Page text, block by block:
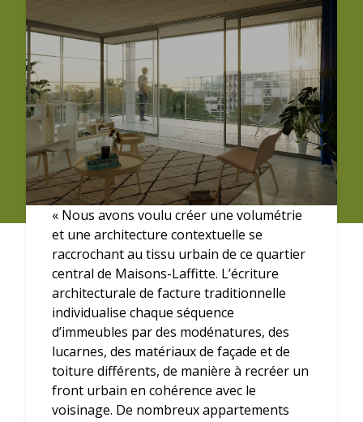
« Nous avons voulu créer une volumétrie
et une architecture contextuelle se
raccrochant au tissu urbain de ce quartier
central de Maisons-Laffitte. L’écriture
architecturale de facture traditionnelle
individualise chaque séquence
d’immeubles par des modénatures, des
lucarnes, des matériaux de façade et de
toiture différents, de manière à recréer un
front urbain en cohérence avec le
voisinage. De nombreux appartements